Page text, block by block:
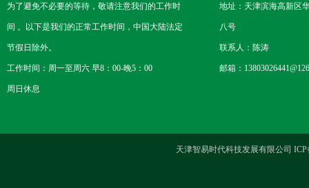
为了避免不必要的等待，敬请注意我们的工作时
间 。以下是我们的正常工作时间，中国大陆法定
节假日除外。
工作时间：周一至周六 早8：00-晚5：00
周日休息
地址：天津滨海高新区
八号
联系人：陈涛
邮箱：
天津智易时代科技发展有限公司 ICP